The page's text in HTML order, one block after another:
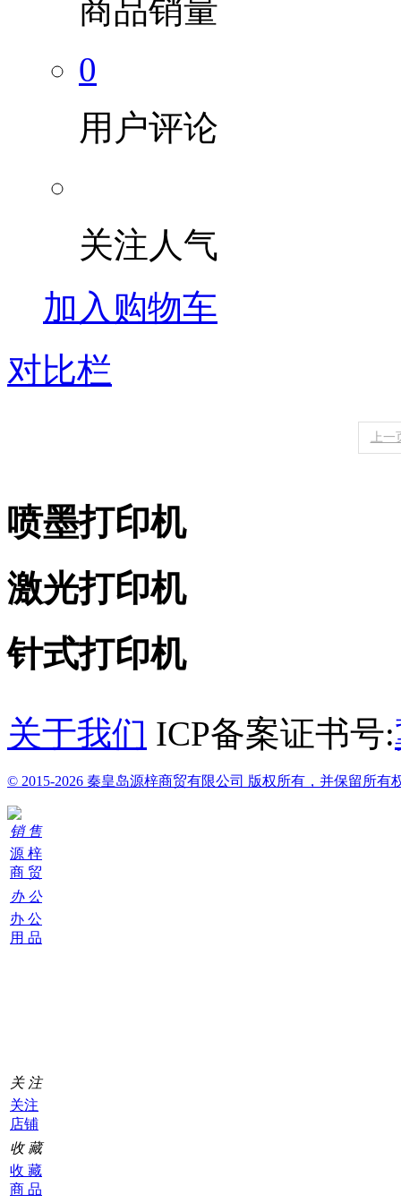
商品销量
0
用户评论
关注人气
加入购物车
对比栏
上一
喷墨打印机
激光打印机
针式打印机
关于我们 ICP备案证书号:
© 2015-2026 秦皇岛源梓商贸有限公司 版权所有，并保留所有
销 售
源 梓
商 贸
办 公
办 公
用 品
关 注
关注
店铺
收 藏
收 藏
商 品